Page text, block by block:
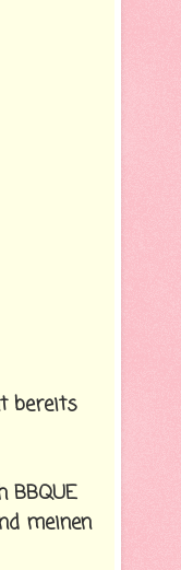
bereits
BBQUE
meinen